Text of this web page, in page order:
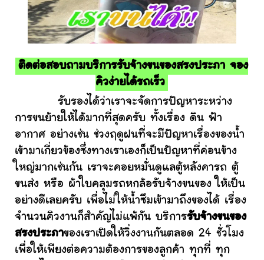
ติดต่อสอบถามบริการรับจ้างขนของสรงประภา จอง
คิวง่ายได้รถเร็ว
รับรองได้ว่าเราจะจัดการปัญหาระหว่าง
การขนย้ายให้ได้มากที่สุดครับ ทั้งเรื่อง ดิน ฟ้า
อากาศ อย่างเช่น ช่วงฤดูฝนที่จะมีปัญหาเรื่องของน้ำ
เข้ามาเกี่ยวข้องซึ่งทางเราเองก็เป็นปัญหาที่ค่อนข้าง
ใหญ่มากเช่นกัน เราจะคอยหมั่นดูแลตู้หลังคารถ ตู้
ขนส่ง หรือ ผ้าใบคลุมรถหกล้อรับจ้างขนของ ให้เป็น
อย่างดีเลยครับ เพื่อไม่ให้น้ำซึมเข้ามาถึงของได้ เรื่อง
จำนวนคิวงานก็สำคัญไม่แพ้กัน บริการรับจ้างขนของ
สรงประภาของเราเปิดให้วิ่งงานกันตลอด 24 ชั่วโมง
เพื่อให้เพียงต่อความต้องการของลูกค้า ทุกที่ ทุก